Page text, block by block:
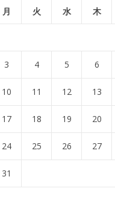
月 火 水 木
3 4 5 6
10 11 12 13
17 18 19 20
24 25 26 27
31